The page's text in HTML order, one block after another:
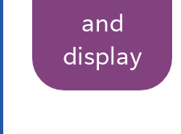
and
display
本日開始！（仮称）東麻
設棟の愛称を募集